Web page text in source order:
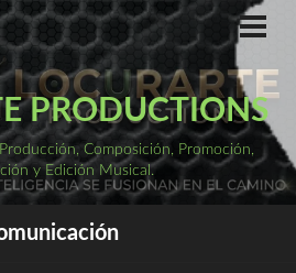
PRODUCTIONS
Composición, Promoción,
y Edición Musical.